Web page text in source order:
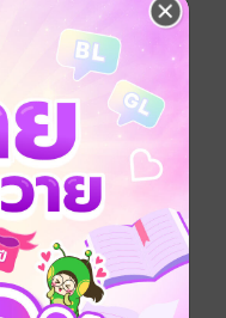
ยคำพูดนี่มันแปลว่า
างนี้มันแปลว่าคุณ
เลย”